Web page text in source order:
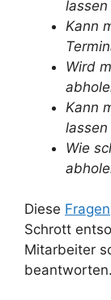
lassen
Kann
Wird
Kann
lassen
Wie
Diese Fragen
Schrott
Mitarbeiter
beantworten.